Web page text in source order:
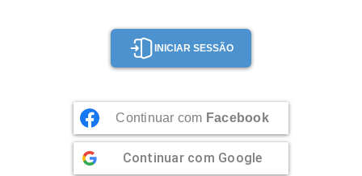
INICIAR SESSÃO
Continuar com Facebook
Continuar com Google